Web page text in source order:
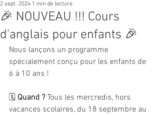
🎉 NOUVEAU !!! Cours
d'anglais pour enfants 🎉
2 sept. 2024 1 min de lecture
Nous lançons un programme
spécialement conçu pour les enfants de
6 à 10 ans !
🗓 Quand ? Tous les mercredis, hors
vacances scolaires, du 18 septembre au